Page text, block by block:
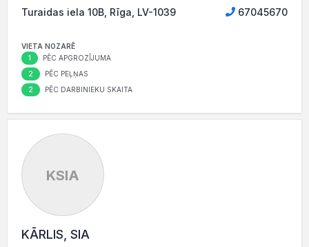
Turaidas iela 10B, Rīga, LV-1039 67045670
VIETA NOZARĒ
1 PĒC APGROZĪJUMA
2 PĒC PEĻŅAS
2 PĒC DARBINIEKU SKAITA
KSIA
KĀRLIS, SIA